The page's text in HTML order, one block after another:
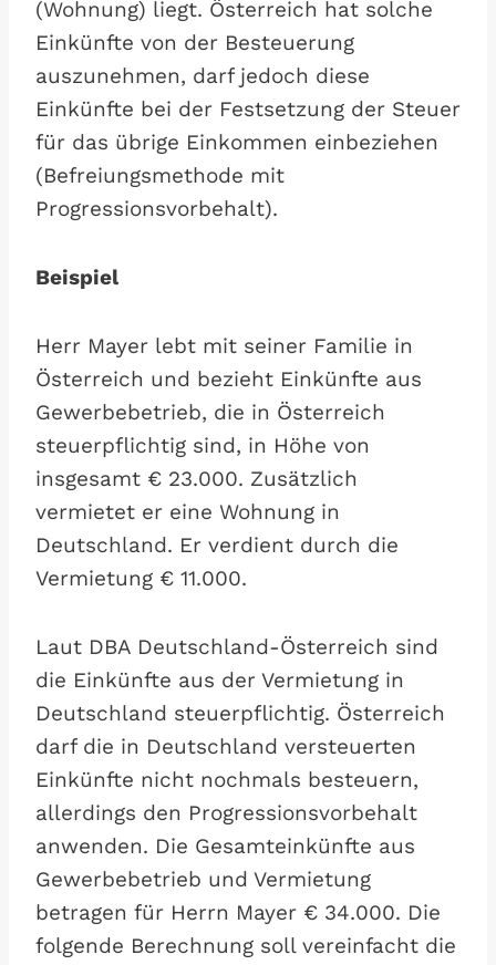
(Wohnung) liegt. Österreich hat solche
Einkünfte von der Besteuerung
auszunehmen, darf jedoch diese
Einkünfte bei der Festsetzung der Steuer
für das übrige Einkommen einbeziehen
(Befreiungsmethode mit
Progressionsvorbehalt).
Beispiel
Herr Mayer lebt mit seiner Familie in
Österreich und bezieht Einkünfte aus
Gewerbebetrieb, die in Österreich
steuerpflichtig sind, in Höhe von
insgesamt € 23.000. Zusätzlich
vermietet er eine Wohnung in
Deutschland. Er verdient durch die
Vermietung € 11.000.
Laut DBA Deutschland-Österreich sind
die Einkünfte aus der Vermietung in
Deutschland steuerpflichtig. Österreich
darf die in Deutschland versteuerten
Einkünfte nicht nochmals besteuern,
allerdings den Progressionsvorbehalt
anwenden. Die Gesamteinkünfte aus
Gewerbebetrieb und Vermietung
betragen für Herrn Mayer € 34.000. Die
folgende Berechnung soll vereinfacht die